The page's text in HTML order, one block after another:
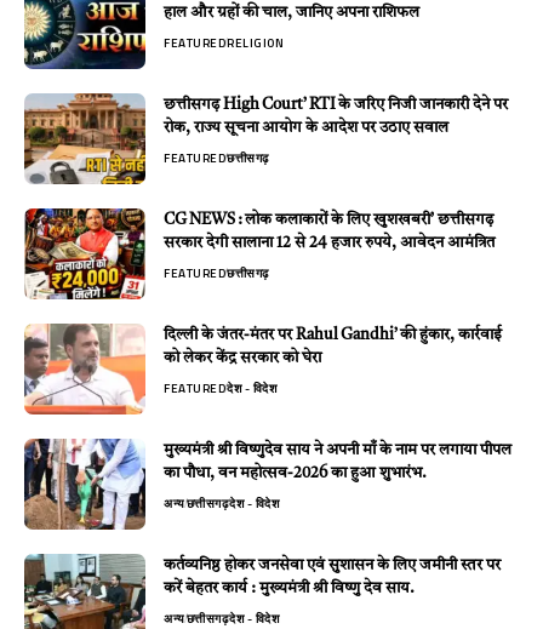
हाल और ग्रहों की चाल, जानिए अपना राशिफल
FEATUREDRELIGION
छत्तीसगढ़ High Court’ RTI के जरिए निजी जानकारी देने पर
रोक, राज्य सूचना आयोग के आदेश पर उठाए सवाल
FEATUREDछत्तीसगढ़
CG NEWS : लोक कलाकारों के लिए खुशखबरी’ छत्तीसगढ़
सरकार देगी सालाना 12 से 24 हजार रुपये, आवेदन आमंत्रित
FEATUREDछत्तीसगढ़
दिल्ली के जंतर-मंतर पर Rahul Gandhi’ की हुंकार, कार्रवाई
को लेकर केंद्र सरकार को घेरा
FEATUREDदेश - विदेश
मुख्यमंत्री श्री विष्णुदेव साय ने अपनी माँ के नाम पर लगाया पीपल
का पौधा, वन महोत्सव-2026 का हुआ शुभारंभ.
अन्यछत्तीसगढ़देश - विदेश
कर्तव्यनिष्ठ होकर जनसेवा एवं सुशासन के लिए जमीनी स्तर पर
करें बेहतर कार्य : मुख्यमंत्री श्री विष्णु देव साय.
अन्यछत्तीसगढ़देश - विदेश